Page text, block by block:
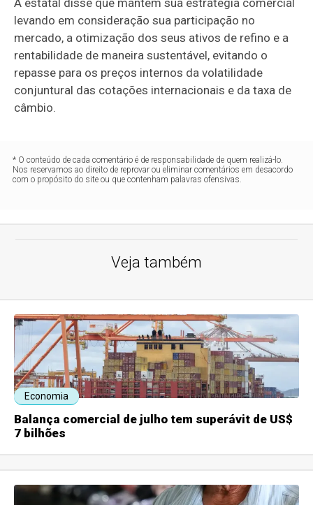
A estatal disse que mantém sua estratégia comercial
levando em consideração sua participação no
mercado, a otimização dos seus ativos de refino e a
rentabilidade de maneira sustentável, evitando o
repasse para os preços internos da volatilidade
conjuntural das cotações internacionais e da taxa de
câmbio.
* O conteúdo de cada comentário é de responsabilidade de quem realizá-lo.
Nos reservamos ao direito de reprovar ou eliminar comentários em desacordo
com o propósito do site ou que contenham palavras ofensivas.
Veja também
Economia
Balança comercial de julho tem superávit de US$
7 bilhões